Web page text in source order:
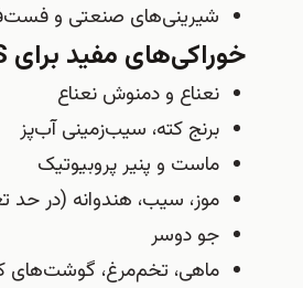
شیرینی‌های صنعتی و فست‌فود
خوراکی‌های مفید برای IBS
نعناع و دمنوش نعناع
برنج کته، سیب‌زمینی آب‌پز
ماست و پنیر پروبیوتیک
موز، سیب، هندوانه (در حد تعادل)
جو دوسر
ماهی، تخم‌مرغ، گوشت‌های کم‌چرب